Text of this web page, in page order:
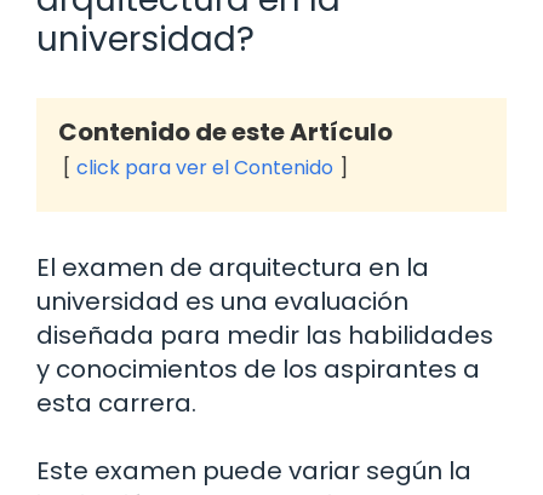
universidad?
Contenido de este Artículo
click para ver el Contenido
El examen de arquitectura en la
universidad es una evaluación
diseñada para medir las habilidades
y conocimientos de los aspirantes a
esta carrera.
Este examen puede variar según la